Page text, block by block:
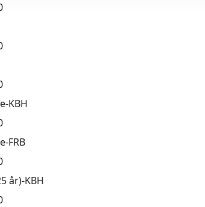
KBH
FRB
år)-KBH